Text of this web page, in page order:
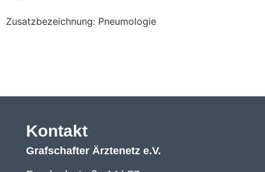
Zusatzbezeichnung: Pneumologie
Kontakt
Grafschafter Ärztenetz e.V.